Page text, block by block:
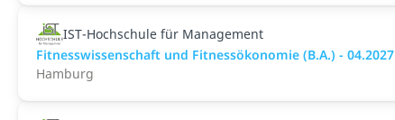
IST-Hochschule für Management
Fitnesswissenschaft und Fitnessökonomie (B.A.) - 04.2027
Hamburg